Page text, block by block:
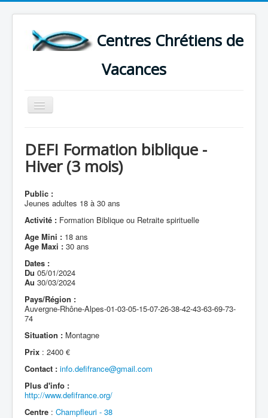
Centres Chrétiens de
Vacances
Basculer
la
CARTE DES CENTRES DE VACANCES .
LISTE DES SEJOURS DE VACANCES 2026
PLUS
DEFI Formation biblique -
Hiver (3 mois)
Public :
Jeunes adultes 18 à 30 ans
Activité : Formation Biblique ou Retraite spirituelle
Age Mini : 18 ans
Age Maxi : 30 ans
Dates :
Du 05/01/2024
Au 30/03/2024
Pays/Région :
Auvergne-Rhône-Alpes-01-03-05-15-07-26-38-42-43-63-69-73-
74
Situation : Montagne
Prix : 2400 €
Contact : info.defifrance@gmail.com
Plus d'info :
http://www.defifrance.org/
Centre : Champfleuri - 38